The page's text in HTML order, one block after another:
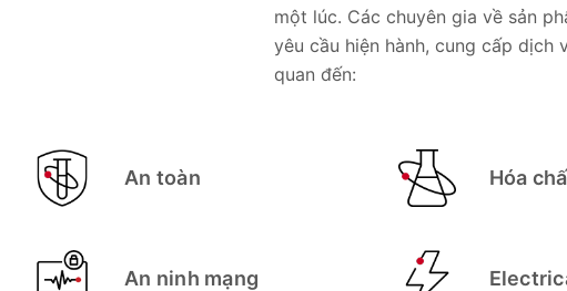
một lúc. Các chuyên gia về sản
yêu cầu hiện hành, cung cấp
quan đến:
An toàn Hóa
An ninh mạng